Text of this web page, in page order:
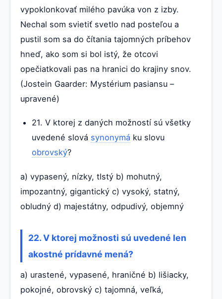
vypoklonkovať milého pavúka von z izby.
Nechal som svietiť svetlo nad posteľou a
pustil som sa do čítania tajomných príbehov
hneď, ako som si bol istý, že otcovi
opečiatkovali pas na hranici do krajiny snov.
(Jostein Gaarder: Mystérium pasiansu –
upravené)
21. V ktorej z daných možností sú všetky
uvedené slová synonymá ku slovu
obrovský?
a) vypasený, nízky, tlstý b) mohutný,
impozantný, gigantický c) vysoký, statný,
obludný d) majestátny, odpudivý, objemný
22. V ktorej možnosti sú uvedené len
akostné prídavné mená?
a) urastené, vypasené, hraničné b) lišiacky,
pokojné, obrovský c) tajomná, veľká,